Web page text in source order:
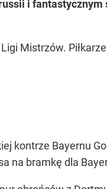
i fantastycznym
Mistrzów.
kontrze Bayernu
na bramkę dla